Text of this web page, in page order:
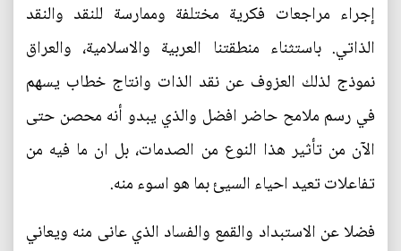
إجراء مراجعات فكرية مختلفة وممارسة للنقد والنقد
الذاتي. باستثناء منطقتنا العربية والاسلامية، والعراق
نموذج لذلك العزوف عن نقد الذات وانتاج خطاب يسهم
في رسم ملامح حاضر افضل والذي يبدو أنه محصن حتى
الآن من تأثير هذا النوع من الصدمات، بل ان ما فيه من
تفاعلات تعيد احياء السيئ بما هو اسوء منه.
فضلا عن الاستبداد والقمع والفساد الذي عانى منه ويعاني